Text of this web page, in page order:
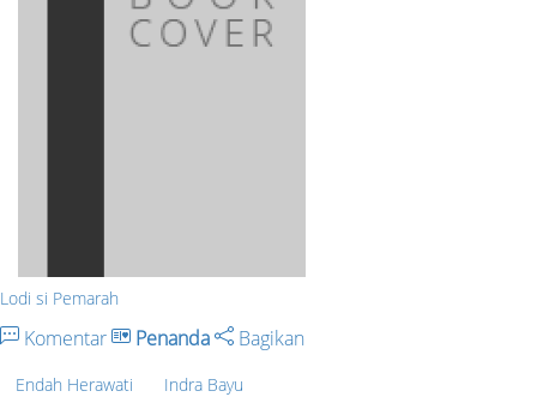
Lodi si Pemarah
Komentar Penanda Bagikan
Endah Herawati Indra Bayu